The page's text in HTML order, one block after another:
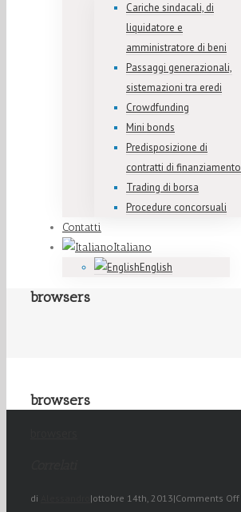
Cariche sindacali, di
liquidatore e
amministratore di beni
Passaggi generazionali,
sistemazioni tra eredi
Crowdfunding
Mini bonds
Predisposizione di
contratti di finanziamento
Trading di borsa
Procedure concorsuali
Contatti
Italiano
English
browsers
browsers
di |ottobre 14th, 2013|Comments Off